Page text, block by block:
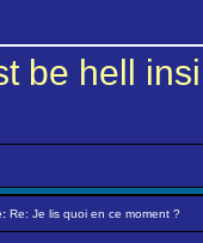
be hell
Re: Je lis quoi en ce moment ?